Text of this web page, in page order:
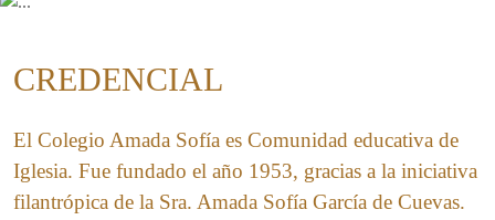
CREDENCIAL
El Colegio Amada Sofía es Comunidad educativa de
Iglesia. Fue fundado el año 1953, gracias a la iniciativa
filantrópica de la Sra. Amada Sofía García de Cuevas.